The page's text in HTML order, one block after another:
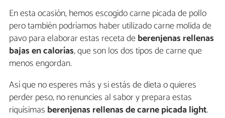
En esta ocasión, hemos escogido carne picada de pollo
pero también podríamos haber utilizado carne molida de
pavo para elaborar estas receta deberenjenas rellenas
bajas en calorías, que son los dos tipos de carne que
menos engordan.
Así que no esperes más y si estás de dieta o quieres
perder peso, no renuncies al sabor y prepara estas
riquísimas berenjenas rellenas de carne picada light.